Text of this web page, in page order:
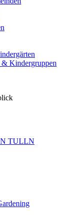
& Kindergruppen
TULLN